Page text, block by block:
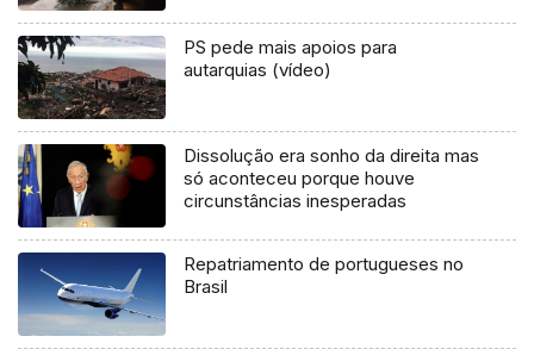
PS pede mais apoios para
autarquias (vídeo)
Dissolução era sonho da direita mas
só aconteceu porque houve
circunstâncias inesperadas
Repatriamento de portugueses no
Brasil